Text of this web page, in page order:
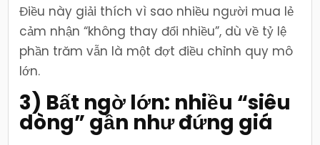
Điều này giải thích vì sao nhiều người mua lẻ
cảm nhận “không thay đổi nhiều”, dù về tỷ lệ
phần trăm vẫn là một đợt điều chỉnh quy mô
lớn.
3) Bất ngờ lớn: nhiều “siêu
dòng” gần như đứng giá